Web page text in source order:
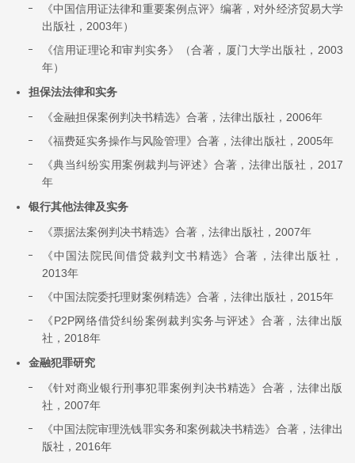
《中国信用证法律和重要案例点评》编著，对外经济贸易大学
出版社，2003年）
《信用证理论和审判实务》（合著，厦门大学出版社，2003
年）
担保法法律和实务
《金融担保案例判决书精选》合著，法律出版社，2006年
《福费延实务操作与风险管理》合著，法律出版社，2005年
《典当纠纷实用案例裁判与评述》合著，法律出版社，2017
年
银行其他法律及实务
《票据法案例判决书精选》合著，法律出版社，2007年
《中国法院民间借贷裁判文书精选》合著，法律出版社，
2013年
《中国法院委托理财案例精选》合著，法律出版社，2015年
《P2P网络借贷纠纷案例裁判实务与评述》合著，法律出版
社，2018年
金融犯罪研究
《针对商业银行刑事犯罪案例判决书精选》合著，法律出版
社，2007年
《中国法院审理洗钱罪实务和案例裁决书精选》合著，法律出
版社，2016年